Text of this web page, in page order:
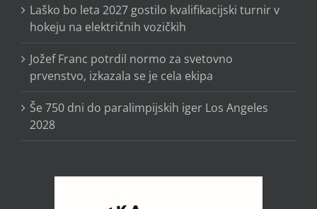
Laško bo leta 2027 gostilo kvalifikacijski turnir v
hokeju na električnih vozičkih
Jožef Franc potrdil normo za svetovno
prvenstvo, izkazala se je cela ekipa
Še 750 dni do paralimpijskih iger Los Angeles
2028